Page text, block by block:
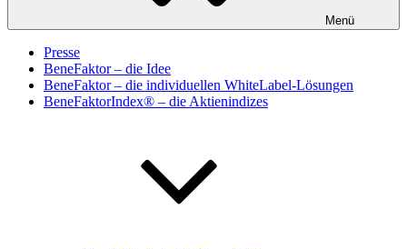
Menü
Presse
BeneFaktor – die Idee
BeneFaktor – die individuellen WhiteLabel-Lösungen
BeneFaktorIndex® – die Aktienindizes